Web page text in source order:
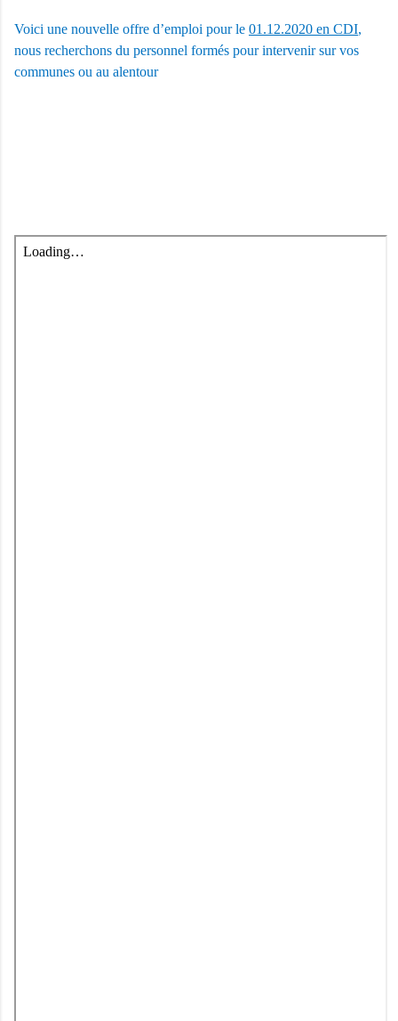
Voici une nouvelle offre d’emploi pour le 01.12.2020 en CDI,
nous recherchons du personnel formés pour intervenir sur vos
communes ou au alentour